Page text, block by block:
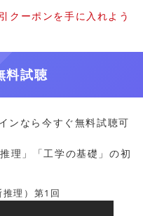
クーポンを手に入れよう
料試聴
ンなら今すぐ無料試聴可
理」「工学の基礎」の初
理）第1回